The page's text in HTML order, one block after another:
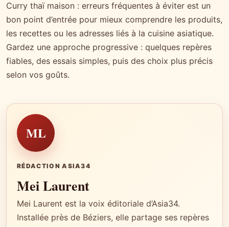
Curry thaï maison : erreurs fréquentes à éviter est un
bon point d’entrée pour mieux comprendre les produits,
les recettes ou les adresses liés à la cuisine asiatique.
Gardez une approche progressive : quelques repères
fiables, des essais simples, puis des choix plus précis
selon vos goûts.
ML
RÉDACTION ASIA34
Mei Laurent
Mei Laurent est la voix éditoriale d’Asia34.
Installée près de Béziers, elle partage ses repères